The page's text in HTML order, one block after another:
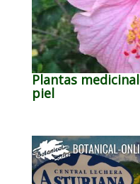
Plantas
piel